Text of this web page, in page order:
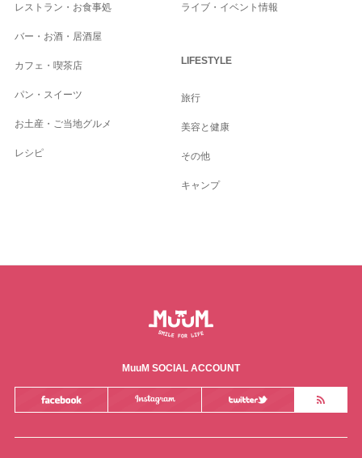
レストラン・お食事処
バー・お酒・居酒屋
カフェ・喫茶店
パン・スイーツ
お土産・ご当地グルメ
レシピ
ライブ・イベント情報
LIFESTYLE
旅行
美容と健康
その他
キャンプ
MuuM SOCIAL ACCOUNT